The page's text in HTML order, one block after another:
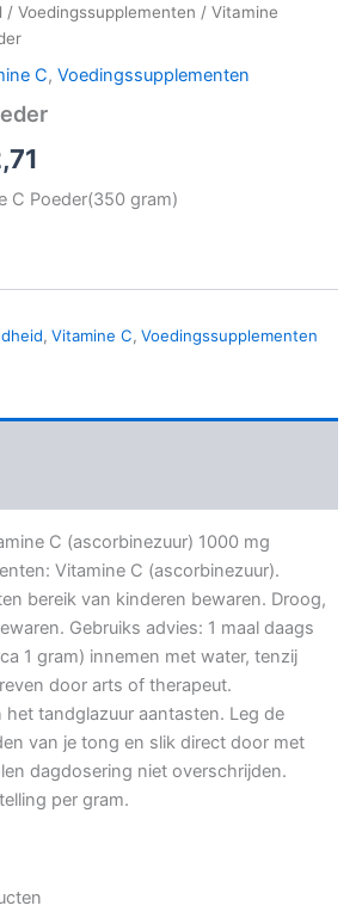
/ Voedingssupplementen / Vitamine
C, Voedingssupplementen
prijs
€ 12,71.
C Poeder(350 gram)
, Vitamine C, Voedingssupplementen
C (ascorbinezuur) 1000 mg
Vitamine C (ascorbinezuur).
bereik van kinderen bewaren. Droog,
Gebruiks advies: 1 maal daags
1 gram) innemen met water, tenzij
door arts of therapeut.
het tandglazuur aantasten. Leg de
van je tong en slik direct door met
dagdosering niet overschrijden.
per gram.